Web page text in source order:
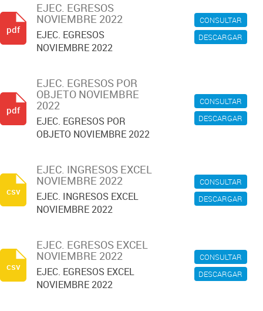
CONSULTAR
DESCARGAR
EJEC. EGRESOS
NOVIEMBRE 2022
EJEC. EGRESOS
NOVIEMBRE 2022
pdf
CONSULTAR
DESCARGAR
EJEC. EGRESOS POR
OBJETO NOVIEMBRE
2022
EJEC. EGRESOS POR
OBJETO NOVIEMBRE 2022
pdf
CONSULTAR
DESCARGAR
EJEC. INGRESOS EXCEL
NOVIEMBRE 2022
EJEC. INGRESOS EXCEL
NOVIEMBRE 2022
csv
CONSULTAR
DESCARGAR
EJEC. EGRESOS EXCEL
NOVIEMBRE 2022
EJEC. EGRESOS EXCEL
NOVIEMBRE 2022
csv